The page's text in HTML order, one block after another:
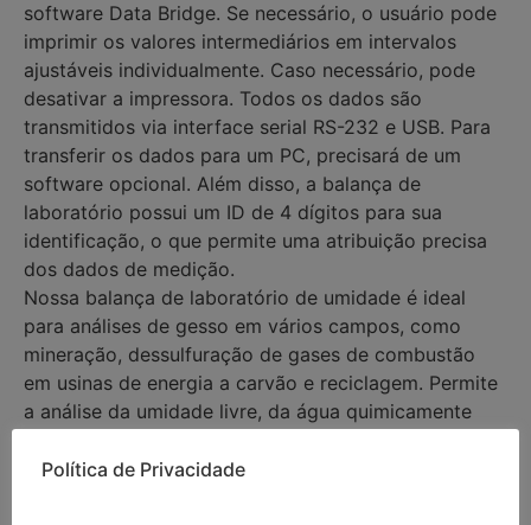
software Data Bridge. Se necessário, o usuário pode
imprimir os valores intermediários em intervalos
ajustáveis individualmente. Caso necessário, pode
desativar a impressora. Todos os dados são
transmitidos via interface serial RS-232 e USB. Para
transferir os dados para um PC, precisará de um
software opcional. Além disso, a balança de
laboratório possui um ID de 4 dígitos para sua
identificação, o que permite uma atribuição precisa
dos dados de medição.
Nossa balança de laboratório de umidade é ideal
para análises de gesso em vários campos, como
mineração, dessulfuração de gases de combustão
em usinas de energia a carvão e reciclagem. Permite
a análise da umidade livre, da água quimicamente
cristalização do material de gesso.
Política de Privacidade